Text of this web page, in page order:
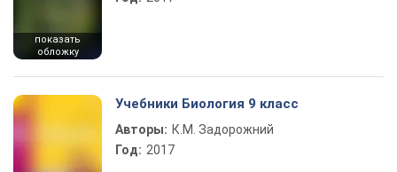
показать
обложку
Учебники Биология 9 класс
Авторы: К.М. Задорожний
Год: 2017